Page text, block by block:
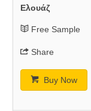
Ελουάζ
Free Sample
Share
Buy Now